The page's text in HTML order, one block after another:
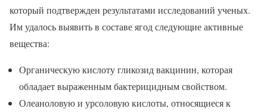
который подтвержден результатами исследований ученых.
Им удалось выявить в составе ягод следующие активные
вещества:
Органическую кислоту гликозид вакцинин, которая
обладает выраженным бактерицидным свойством.
Олеаноловую и урсоловую кислоты, относящиеся к